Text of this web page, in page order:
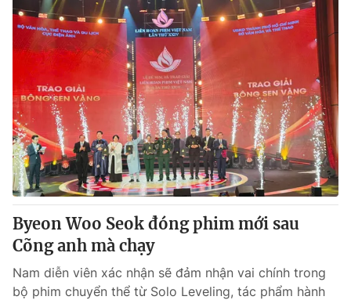
Video Shorts video
VTV Money VTV Thể thao
VTV Sức khoẻ Bất động sản
Thị trường 24h Tấm lòng Việt
VTV4 Vươn mình bằng AI
VTV9 VTV8
Liên hệ tòa soạn English
Byeon Woo Seok đóng phim mới sau
Cõng anh mà chạy
Nam diễn viên xác nhận sẽ đảm nhận vai chính trong
bộ phim chuyển thể từ Solo Leveling, tác phẩm hành